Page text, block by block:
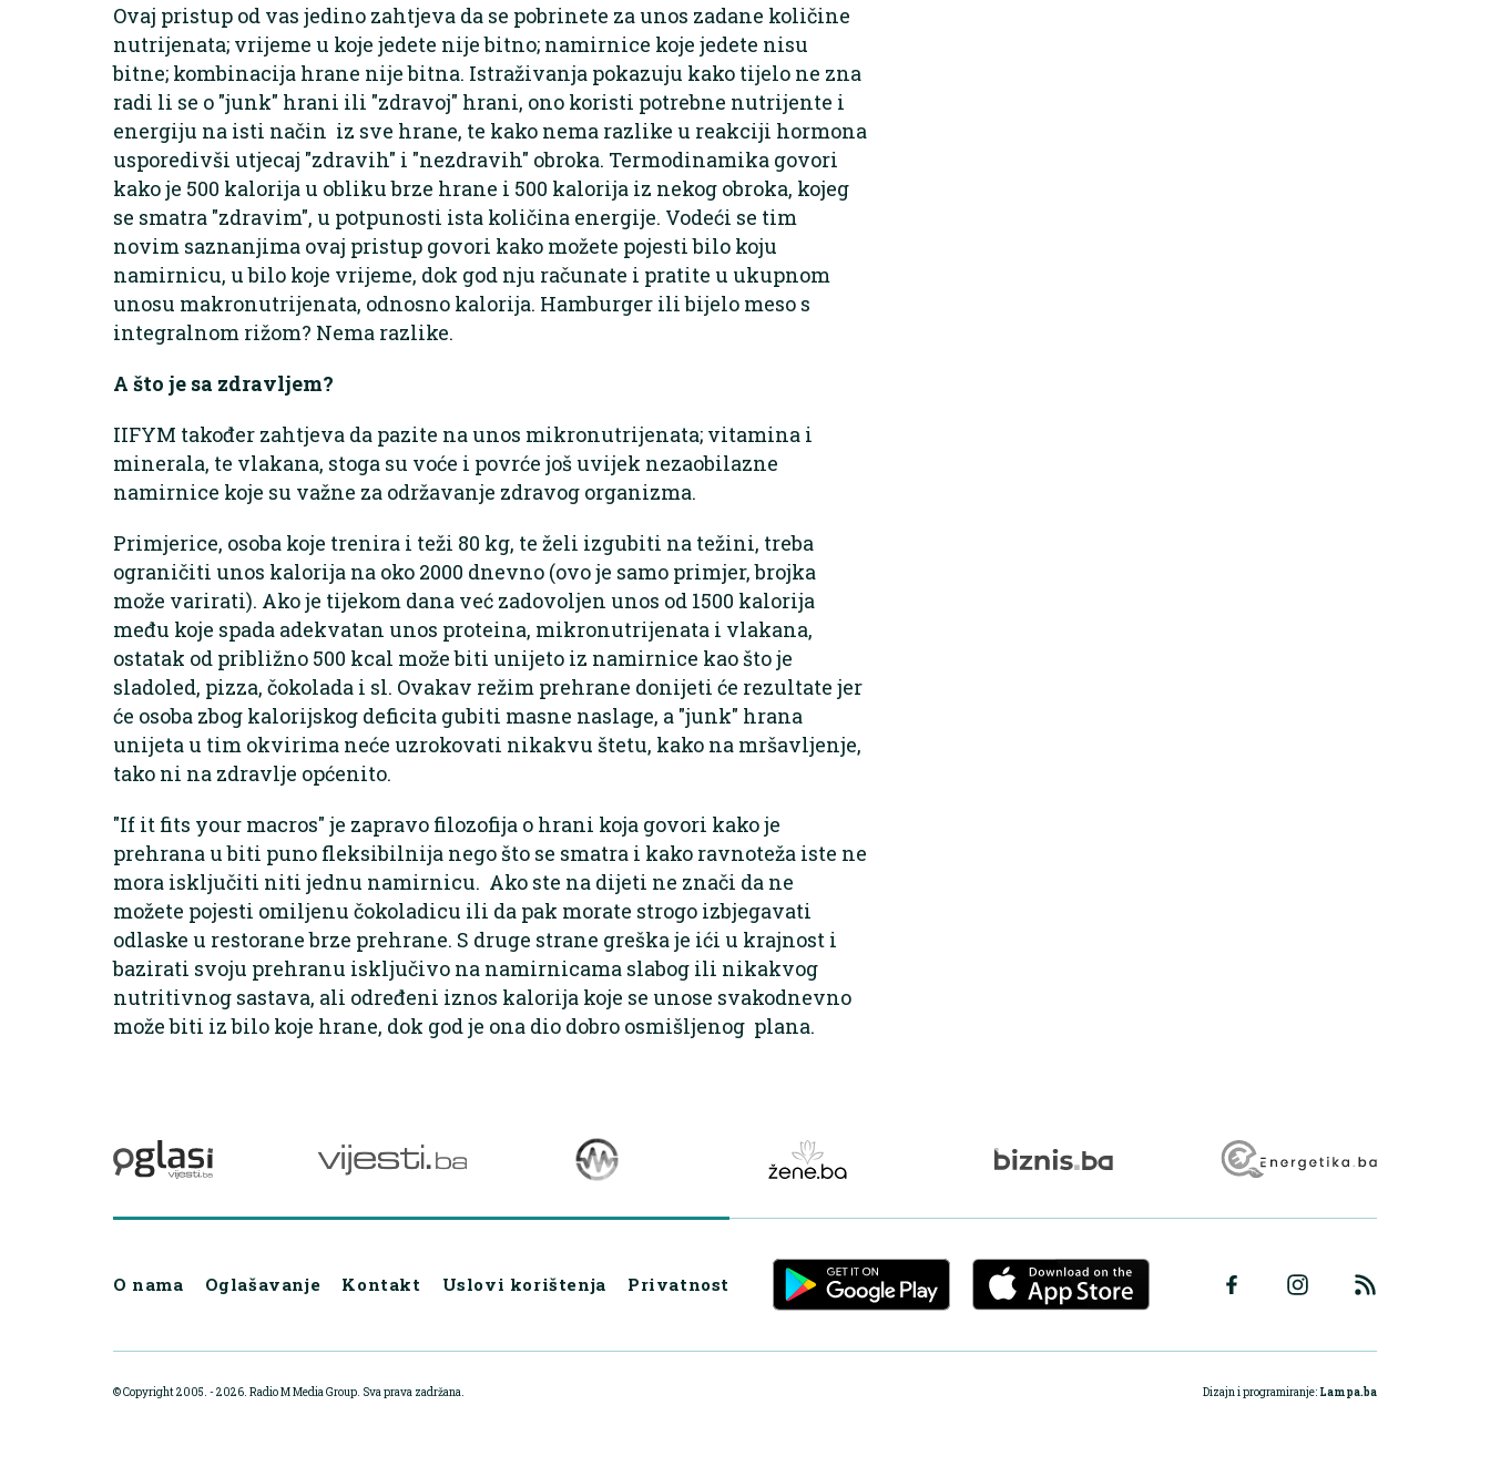
Ovaj pristup od vas jedino zahtjeva da se pobrinete za unos zadane količine
nutrijenata; vrijeme u koje jedete nije bitno; namirnice koje jedete nisu
bitne; kombinacija hrane nije bitna. Istraživanja pokazuju kako tijelo ne zna
radi li se o "junk" hrani ili "zdravoj" hrani, ono koristi potrebne nutrijente i
energiju na isti način iz sve hrane, te kako nema razlike u reakciji hormona
usporedivši utjecaj "zdravih" i "nezdravih" obroka. Termodinamika govori
kako je 500 kalorija u obliku brze hrane i 500 kalorija iz nekog obroka, kojeg
se smatra "zdravim", u potpunosti ista količina energije. Vodeći se tim
novim saznanjima ovaj pristup govori kako možete pojesti bilo koju
namirnicu, u bilo koje vrijeme, dok god nju računate i pratite u ukupnom
unosu makronutrijenata, odnosno kalorija. Hamburger ili bijelo meso s
integralnom rižom? Nema razlike.
A što je sa zdravljem?
IIFYM također zahtjeva da pazite na unos mikronutrijenata; vitamina i
minerala, te vlakana, stoga su voće i povrće još uvijek nezaobilazne
namirnice koje su važne za održavanje zdravog organizma.
Primjerice, osoba koje trenira i teži 80 kg, te želi izgubiti na težini, treba
ograničiti unos kalorija na oko 2000 dnevno (ovo je samo primjer, brojka
može varirati). Ako je tijekom dana već zadovoljen unos od 1500 kalorija
među koje spada adekvatan unos proteina, mikronutrijenata i vlakana,
ostatak od približno 500 kcal može biti unijeto iz namirnice kao što je
sladoled, pizza, čokolada i sl. Ovakav režim prehrane donijeti će rezultate jer
će osoba zbog kalorijskog deficita gubiti masne naslage, a "junk" hrana
unijeta u tim okvirima neće uzrokovati nikakvu štetu, kako na mršavljenje,
tako ni na zdravlje općenito.
"If it fits your macros" je zapravo filozofija o hrani koja govori kako je
prehrana u biti puno fleksibilnija nego što se smatra i kako ravnoteža iste ne
mora isključiti niti jednu namirnicu. Ako ste na dijeti ne znači da ne
možete pojesti omiljenu čokoladicu ili da pak morate strogo izbjegavati
odlaske u restorane brze prehrane. S druge strane greška je ići u krajnost i
bazirati svoju prehranu isključivo na namirnicama slabog ili nikakvog
nutritivnog sastava, ali određeni iznos kalorija koje se unose svakodnevno
može biti iz bilo koje hrane, dok god je ona dio dobro osmišljenog plana.
O nama Oglašavanje Kontakt Uslovi korištenja Privatnost
© Copyright 2005. - 2026. Radio M Media Group. Sva prava zadržana. Dizajn i programiranje: Lampa.ba